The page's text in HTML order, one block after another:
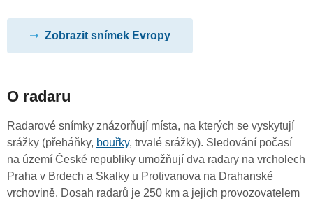
Zobrazit snímek Evropy
O radaru
Radarové snímky znázorňují místa, na kterých se vyskytují
srážky (přeháňky, bouřky, trvalé srážky). Sledování počasí
na území České republiky umožňují dva radary na vrcholech
Praha v Brdech a Skalky u Protivanova na Drahanské
vrchovině. Dosah radarů je 250 km a jejich provozovatelem